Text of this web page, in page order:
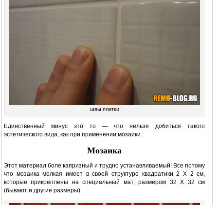
швы плитки
Единственный минус это то — что нельзя добиться такого
эстетического вида, как при применении мозаики.
Мозаика
Этот материал боле капризный и трудно устанавливаемый! Все потому
что мозаика мелкая имеет в своей структуре квадратики 2 Х 2 см,
которые прикреплены на специальный мат, размером 32 Х 32 см
(бывают и другие размеры).